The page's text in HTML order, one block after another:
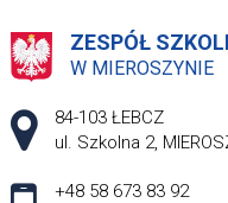
ZESPÓŁ
W MIEROSZYNIE
Adres pocztowy:
84-103 ŁEBCZ
ul. Szkolna 2,
+48 58 673 83 92